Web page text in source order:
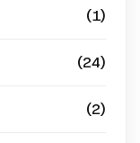
(1)
(24)
(2)